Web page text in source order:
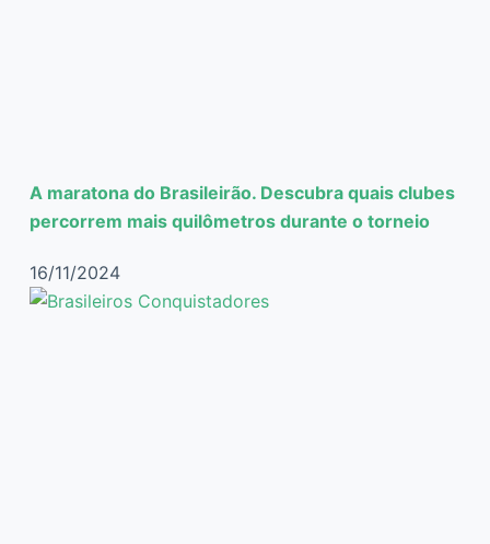
A maratona do Brasileirão. Descubra quais clubes
percorrem mais quilômetros durante o torneio
16/11/2024